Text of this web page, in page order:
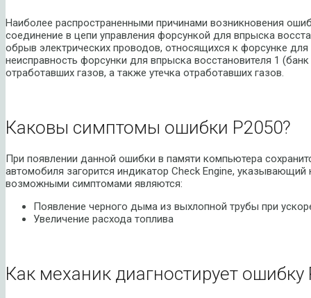
Наиболее распространенными причинами возникновения
соединение в цепи управления форсункой для впрыска
обрыв электрических проводов, относящихся к форсунке
неисправность форсунки для впрыска восстановителя 1
отработавших газов, а также утечка отработавших газов.
Каковы симптомы ошибки P2050?
При появлении данной ошибки в памяти компьютера
автомобиля загорится индикатор Check Engine, указывающий
возможными симптомами являются:
Появление черного дыма из выхлопной трубы при
Увеличение расхода топлива
Как механик диагностирует ошибку